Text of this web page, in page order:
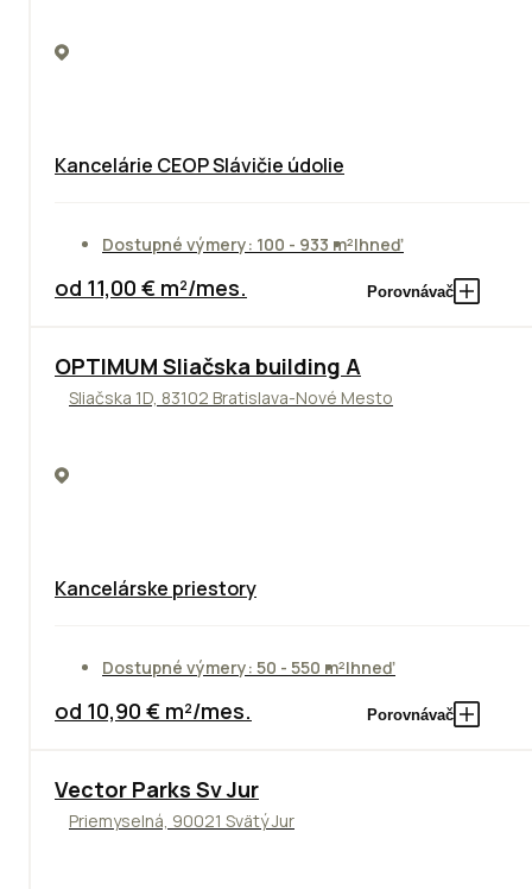
Kancelárie CEOP Slávičie údolie
Dostupné výmery: 100 - 933 m²Ihneď
od 11,00 € m²/mes. Porovnávač
OPTIMUM Sliačska building A
Sliačska 1D, 83102 Bratislava-Nové Mesto
Kancelárske priestory
Dostupné výmery: 50 - 550 m²Ihneď
od 10,90 € m²/mes. Porovnávač
Vector Parks Sv Jur
Priemyselná, 90021 Svätý Jur